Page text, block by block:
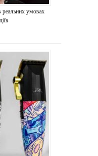
реальних умовах